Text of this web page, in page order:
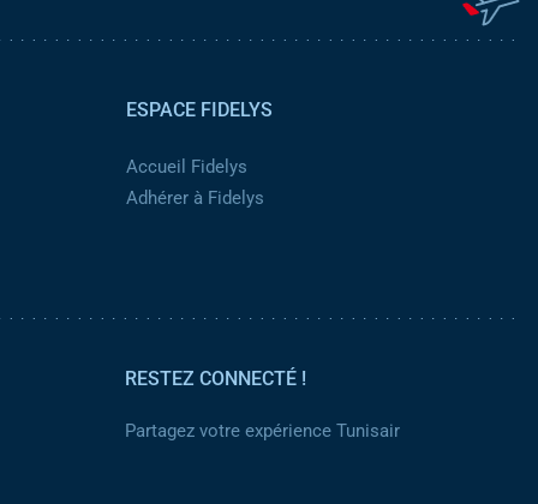
ESPACE FIDELYS
Accueil Fidelys
Adhérer à Fidelys
RESTEZ CONNECTÉ !
Partagez votre expérience Tunisair